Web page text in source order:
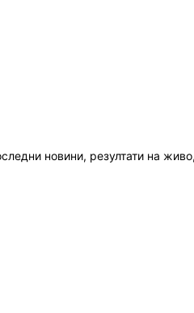
новини, резултати на